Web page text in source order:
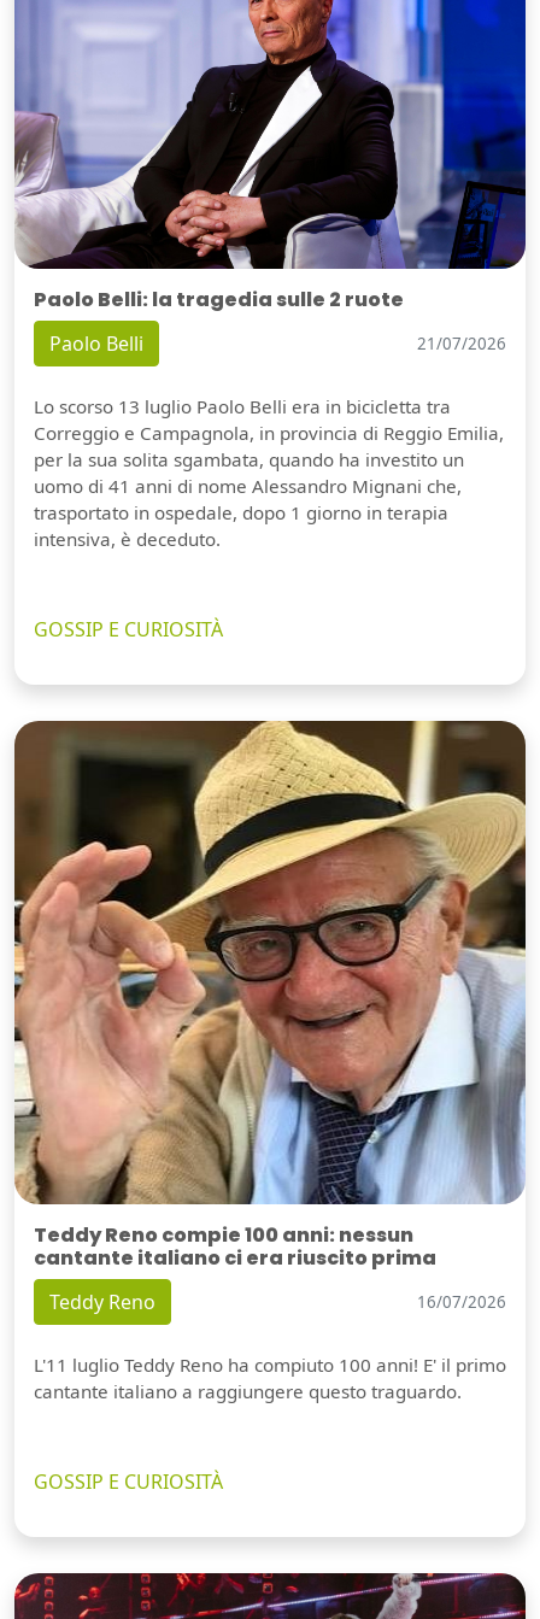
Paolo Belli: la tragedia sulle 2 ruote
Paolo Belli 21/07/2026
Lo scorso 13 luglio Paolo Belli era in bicicletta tra
Correggio e Campagnola, in provincia di Reggio Emilia,
per la sua solita sgambata, quando ha investito un
uomo di 41 anni di nome Alessandro Mignani che,
trasportato in ospedale, dopo 1 giorno in terapia
intensiva, è deceduto.
GOSSIP E CURIOSITÀ
Teddy Reno compie 100 anni: nessun
cantante italiano ci era riuscito prima
Teddy Reno 16/07/2026
L'11 luglio Teddy Reno ha compiuto 100 anni! E' il primo
cantante italiano a raggiungere questo traguardo.
GOSSIP E CURIOSITÀ